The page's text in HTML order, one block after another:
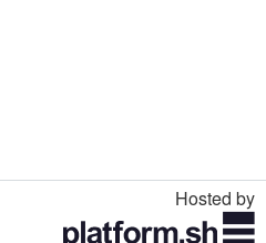
Hosted by